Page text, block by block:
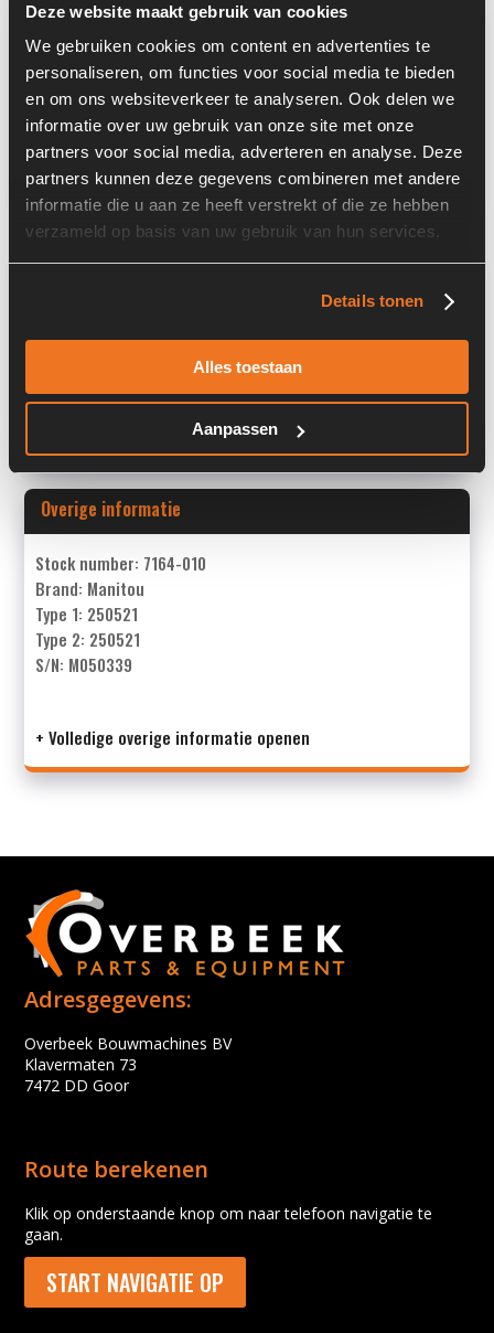
Deze website maakt gebruik van cookies
We gebruiken cookies om content en advertenties te
personaliseren, om functies voor social media te bieden
en om ons websiteverkeer te analyseren. Ook delen we
informatie over uw gebruik van onze site met onze
partners voor social media, adverteren en analyse. Deze
partners kunnen deze gegevens combineren met andere
informatie die u aan ze heeft verstrekt of die ze hebben
verzameld op basis van uw gebruik van hun services.
Details tonen
Alles toestaan
Aanpassen
Machine Type:
MT523
Onderdeel Merk:
Manitou
Onderdeel Type:
250521
Onderdeel nummer:
250 521
Serienummer:
M050339
Past op de volgende machines:
Overige informatie
Stock number: 7164-010
Brand: Manitou
Type 1: 250521
Type 2: 250521
S/N: M050339
+ Volledige overige informatie openen
Adresgegevens:
Overbeek Bouwmachines BV
Klavermaten 73
7472 DD Goor
Route berekenen
Klik op onderstaande knop om naar telefoon navigatie te
gaan.
START NAVIGATIE OP